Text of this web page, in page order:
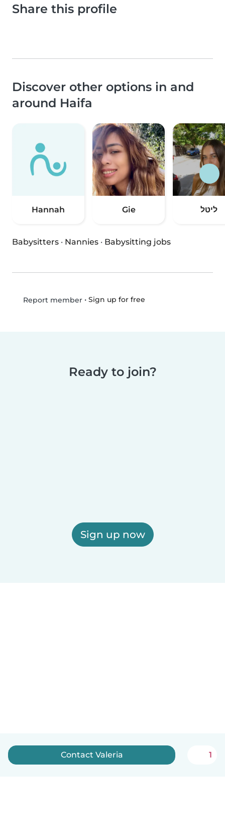
Share this profile
Discover other options in and
around Haifa
Hannah Gie ליטל
Babysitters · Nannies · Babysitting jobs
Report member• Sign up for free
Ready to join?
Sign up now
Contact Valeria 1